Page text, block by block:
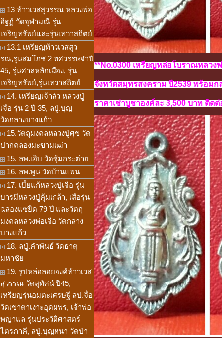
13 ท้าวเวสสุวรรณ หลวงพ่อ
อิฐฏ์ วัดจุฬามณี รุ่น
เจริญทรัพย์และรุ่นเทวาสถิตย์
13.1 เหรียญท้าวเวสสุว
รณ,รุ่นสมโภช 2 ทศวรรษจำปี
45, รุ่นศาลหลักเมือง, รุ่น
เจริญทรัพย์,รุ่นเทวาสถิตย์
14. เหรียญเจ้าสัว หลวงปู่
เจือ รุ่น 2 ปี 35, ลปู่.บุญ
วัดกลางบางแก้ว
15.วัตถุมงคลหลวงปู่ศุข วัด
ปากคลองมะขามเฒ่า
15. ลพ.เอิบ วัดซุ้มกระต่าย
16. ลพ.พูน วัดบ้านแพน
17. เบี้ยแก้หลวงปู่เจือ รุ่น
บารมีหลวงปู่คุ้มเกล้า, เสือรุ่น
ฉลองแซยิด 79 ปี และวัตถุ
มงคลหลวงพ่อเจือ วัดกลาง
บางแก้ว
18. ลปู่.คำพันธ์ วัดธาตุ
มหาชัย
19. รูปหล่อลอยองค์ท้าวเวส
สุวรรณ วัดสุทัศน์ ปี45,
เหรียญรุ่นอมตะเศรษฐี ลป.จื่อ
วัดเขาตาเงาะอุดมพร, เจ้าพ่อ
พญาแล รุ่นประวัติศาสตร์
ไตรภาคี, ลปู่.บุญหนา วัดป่า
**No.0300 เหรียญหล่อโบราณหลวง
จังหวัดสมุทรสงคราม ปี2539 พร้อมก
ราคาเช่าบูชาองค์ละ 3,500 บาท ติด